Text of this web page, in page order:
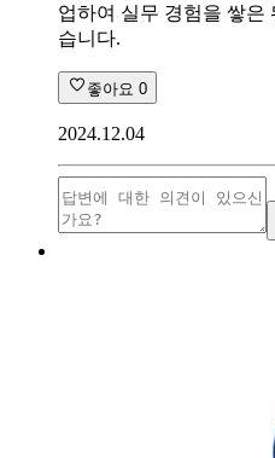
업하여 실무 경험을 쌓은
습니다.
좋아요 0
2024.12.04